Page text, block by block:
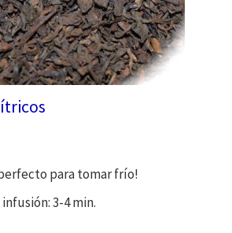
para tomar frío!
3-4 min.